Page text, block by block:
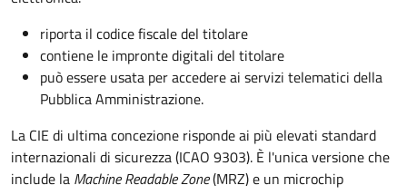
riporta il codice fiscale del titolare
contiene le impronte digitali del titolare
può essere usata per accedere ai servizi telematici della
Pubblica Amministrazione.
La CIE di ultima concezione risponde ai più elevati standard
internazionali di sicurezza (ICAO 9303). È l'unica versione che
include la Machine Readable Zone(MRZ) e un microchip